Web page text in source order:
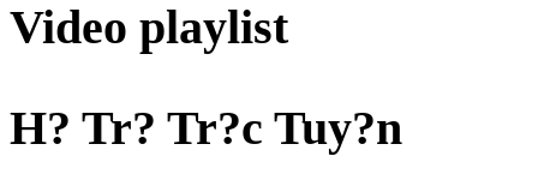
Video playlist
H? Tr? Tr?c Tuy?n